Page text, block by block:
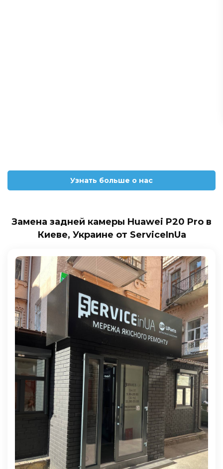
Узнать больше о нас
Замена задней камеры Huawei P20 Pro в
Киеве, Украине от ServiceInUa